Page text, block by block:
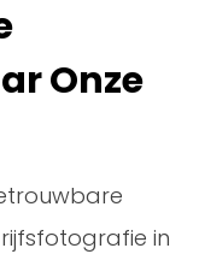
Onze
in